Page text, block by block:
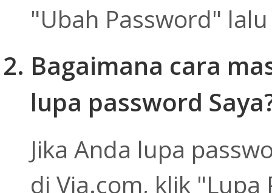
"Ubah Password"
Bagaimana cara
lupa password
Jika Anda lupa
di Via.com, klik